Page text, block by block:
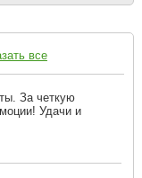
все
За четкую
Удачи и